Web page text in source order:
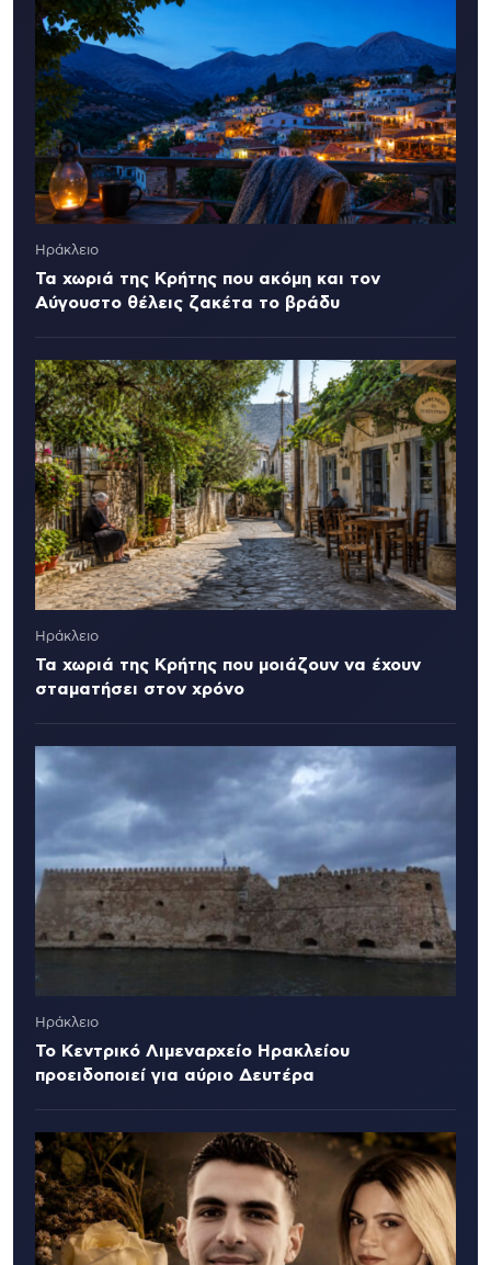
Ηράκλειο
Τα χωριά της Κρήτης που ακόμη και τον
Αύγουστο θέλεις ζακέτα το βράδυ
Ηράκλειο
Τα χωριά της Κρήτης που μοιάζουν να έχουν
σταματήσει στον χρόνο
Ηράκλειο
Το Κεντρικό Λιμεναρχείο Ηρακλείου
προειδοποιεί για αύριο Δευτέρα